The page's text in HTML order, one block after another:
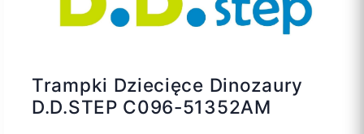
Trampki Dziecięce Dinozaury
D.D.STEP C096-51352AM